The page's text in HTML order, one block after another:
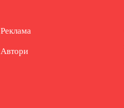
Реклама
Автори